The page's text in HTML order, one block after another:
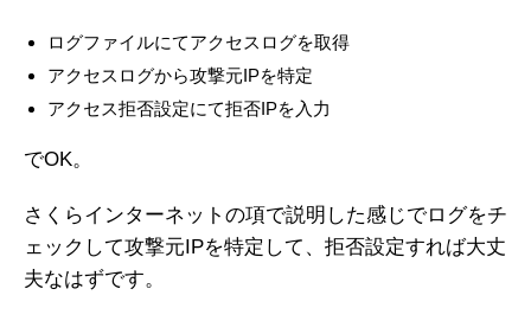
ログファイルにてアクセスログを取得
アクセスログから攻撃元IPを特定
アクセス拒否設定にて拒否IPを入力
でOK。
さくらインターネットの項で説明した感じでログをチ
ェックして攻撃元IPを特定して、拒否設定すれば大丈
夫なはずです。